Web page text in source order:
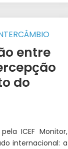
entre
do
ICEF Monitor,
internacional: a